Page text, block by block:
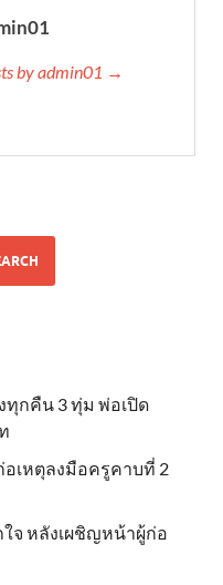
by admin01 →
ทุกคืน 3 ทุ่ม พ่อเปิด
อเหตุลงมือครูคาบที่ 2
จ หลังเผชิญหน้าผู้ก่อ